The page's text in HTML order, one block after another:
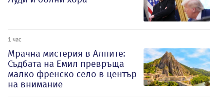
1 час
Мрачна мистерия в Алпите:
Съдбата на Емил превръща
малко френско село в център
на внимание